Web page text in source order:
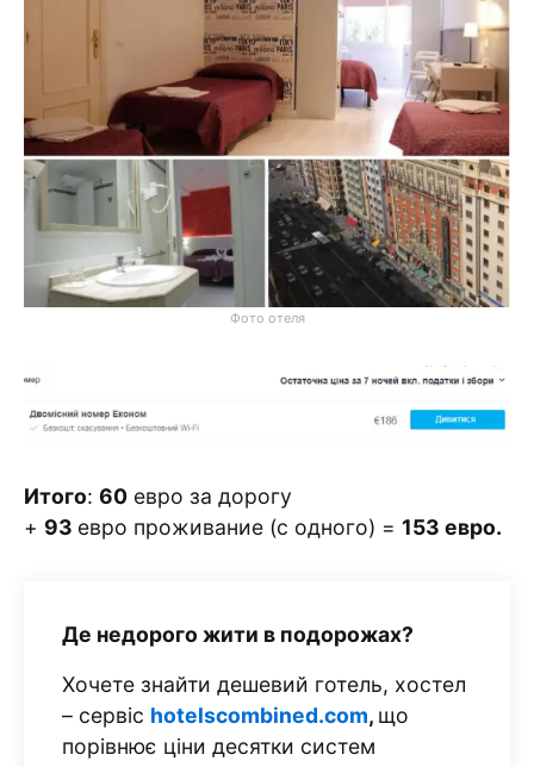
Фото отеля
Итого: 60 евро за дорогу
+ 93 евро проживание (с одного) = 153 евро.
Де недорого жити в подорожах?
Хочете знайти дешевий готель, хостел
– сервіс hotelscombined.com, що
порівнює ціни десятки систем